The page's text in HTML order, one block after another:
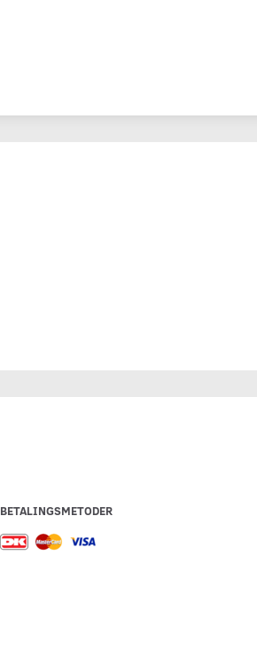
BETALINGSMETODER